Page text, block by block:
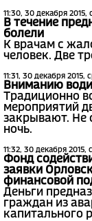
11:30, 30 декабря 2015,
В течение
болели
К врачам с
человек. Две
11:31, 30 декабря 2015,
Вниманию
Традиционно
мероприятий
закрывают. Не
ночь.
11:32, 30 декабря 2015,
Фонд
заявки
финансовой
Деньги
граждан из
капитального